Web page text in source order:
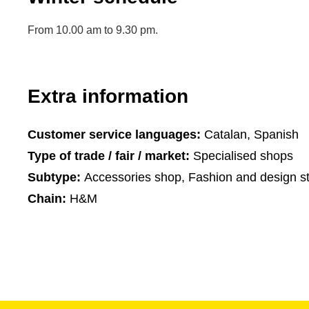
From 10.00 am to 9.30 pm.
Extra information
Customer service languages: Catalan, Spanish
Type of trade / fair / market: Specialised shops
Subtype: Accessories shop, Fashion and design
Chain: H&M